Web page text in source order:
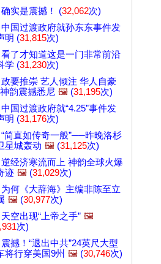
实是震撼！ (32,062次)
中国过渡政府就孙东东事件发
明 (31,815次)
看了才知道这是一门非常前沿
学 (31,230次)
要推崇 艺人倾注 华人自豪
韵震撼悉尼 🖼️ (31,195次)
国过渡政府就“4.25”事件发
明 (31,176次)
简直如传奇一般”──昨晚洛杉
星城轰动 🖼️ (31,125次)
经济寒流而上 神韵全球火爆
迹 🖼️ (31,029次)
何《大辞海》主编非陈至立
🖼️ (30,977次)
空出现“上帝之手” 🖼️
次)
撼！“退出中共”24英尺大型
将行穿美国9州 🖼️ (30,746次)